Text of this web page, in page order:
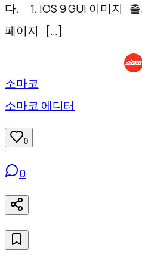
다. 1. IOS 9 GUI 이미지
페이지 […]
소마코
소마코 에디터
0
0